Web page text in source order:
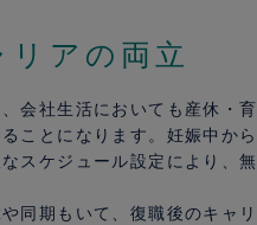
アの両立
会社生活においても産休・育
ことになります。妊娠中から
スケジュール設定により、無
同期もいて、復職後のキャリ